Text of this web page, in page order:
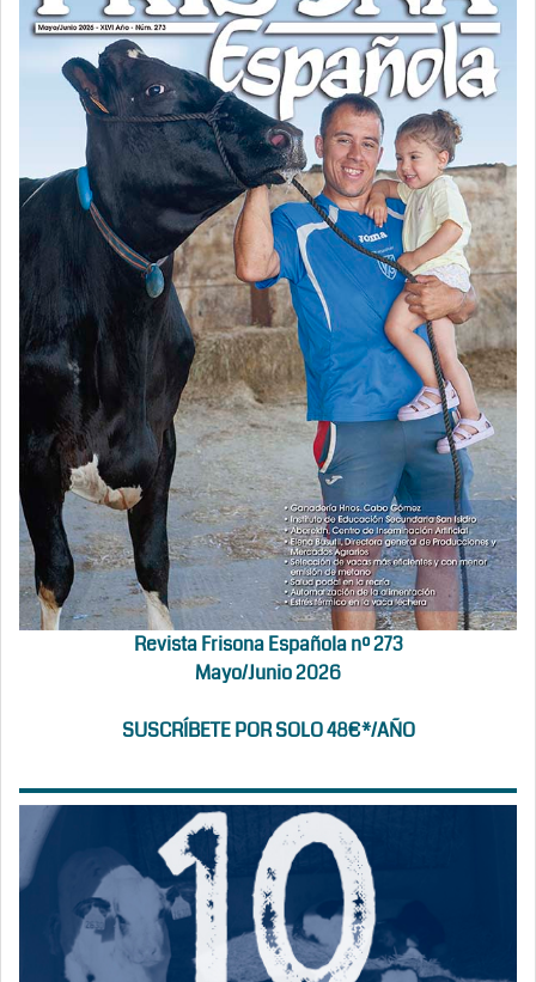
Revista Frisona Española nº 273
Mayo/Junio 2026
SUSCRÍBETE POR SOLO 48€*/AÑO